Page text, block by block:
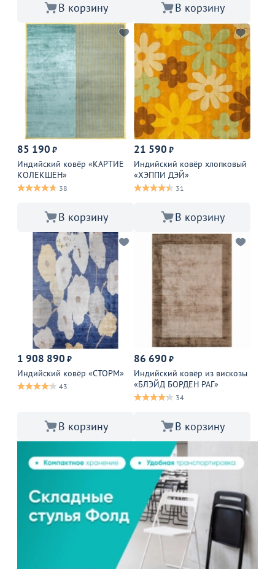
В корзину В корзину
85 190 ₽
Индийский ковёр «КАРТИЕ
КОЛЕКШЕН»
38
В корзину
21 590 ₽
Индийский ковёр хлопковый
«ХЭППИ ДЭЙ»
31
В корзину
1 908 890 ₽
Индийский ковёр «СТОРМ»
43
В корзину
86 690 ₽
Индийский ковёр из вискозы
«БЛЭЙД БОРДЕН РАГ»
34
В корзину